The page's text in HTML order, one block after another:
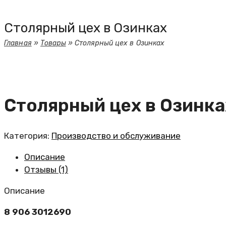
Столярный цех в Озинках
Главная» Товары» Столярный цех в Озинках
Столярный цех в
Категория: Производство и обслуживание
Описание
Отзывы (1)
Описание
8 906 3012690